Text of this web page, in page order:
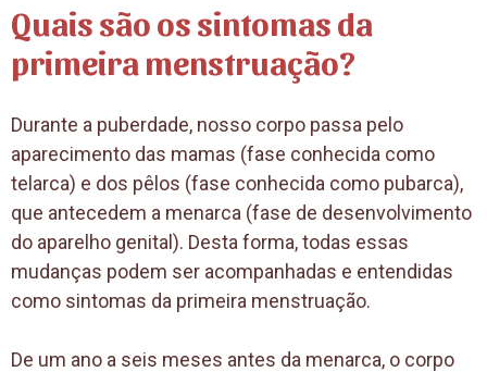
Quais são os sintomas da
primeira menstruação?
Durante a puberdade, nosso corpo passa pelo
aparecimento das mamas (fase conhecida como
telarca) e dos pêlos (fase conhecida como pubarca),
que antecedem a menarca (fase de desenvolvimento
do aparelho genital). Desta forma, todas essas
mudanças podem ser acompanhadas e entendidas
como sintomas da primeira menstruação.
De um ano a seis meses antes da menarca, o corpo